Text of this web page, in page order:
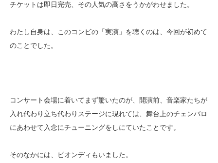
チケットは即日完売、その人気の高さをうかがわせました。
わたし自身は、このコンビの「実演」を聴くのは、今回が初めて
のことでした。
コンサート会場に着いてまず驚いたのが、開演前、音楽家たちが
入れ代わり立ち代わりステージに現れては、舞台上のチェンバロ
にあわせて入念にチューニングをしにていたことです。
そのなかには、ビオンディもいました。